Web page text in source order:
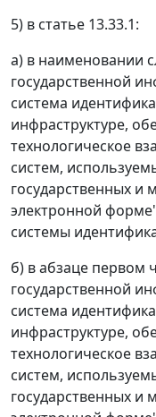
5) в статье 13.33.1:
а) в наименовании
государственной
система
инфраструктуре,
технологическое
систем,
государственных и
электронной
системы
б) в абзаце первом
государственной
система
инфраструктуре,
технологическое
систем,
государственных и